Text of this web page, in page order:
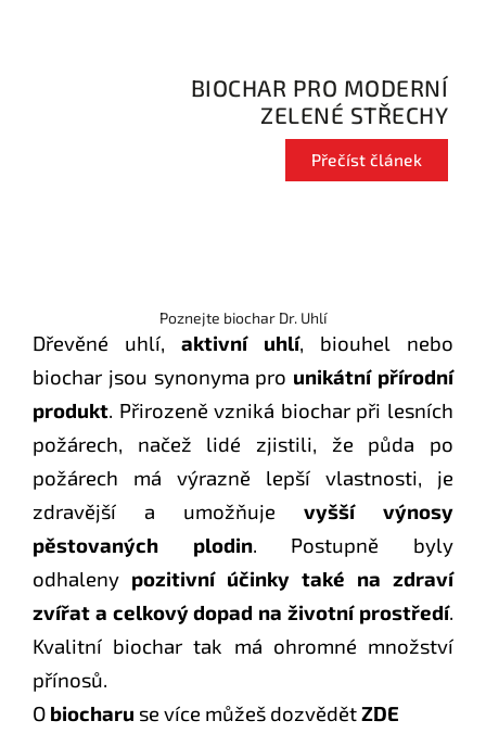
BIOCHAR PRO MODERNÍ
ZELENÉ STŘECHY
Přečíst článek
Poznejte biochar Dr. Uhlí
Dřevěné uhlí, aktivní uhlí, biouhel nebo
biochar jsou synonyma pro unikátní přírodní
produkt. Přirozeně vzniká biochar při lesních
požárech, načež lidé zjistili, že půda po
požárech má výrazně lepší vlastnosti, je
zdravější a umožňuje vyšší výnosy
pěstovaných plodin. Postupně byly
odhaleny pozitivní účinky také na zdraví
zvířat a celkový dopad na životní prostředí.
Kvalitní biochar tak má ohromné množství
přínosů.
O biocharu se více můžeš dozvědětZDE